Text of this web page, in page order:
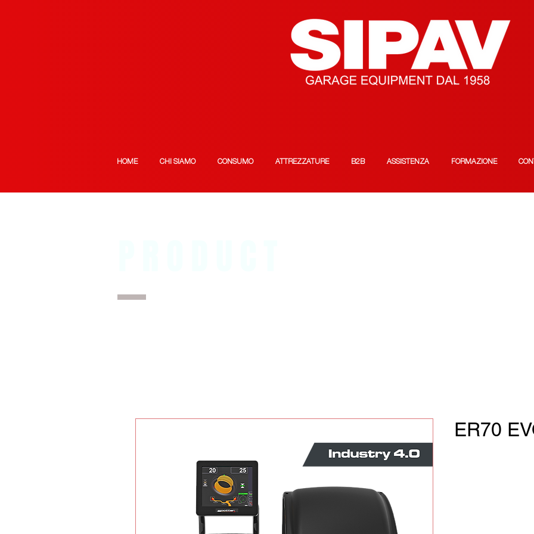
HOME CHI SIAMO CONSUMO ATTREZZATURE B2B ASSISTENZA FORMAZIONE
ER70